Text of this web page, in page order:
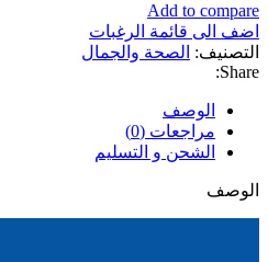
Add to compare
اضف الى قائمة الرغبات
التصنيف: الصحة والجمال
Share:
الوصف
مراجعات (0)
الشحن و التسليم
الوصف